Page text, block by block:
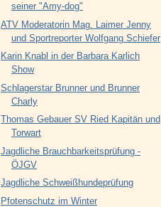
seiner "Amy-dog"
ATV Moderatorin Mag. Laimer Jenny
und Sportreporter Wolfgang Schiefer
Karin Knabl in der Barbara Karlich
Show
Schlagerstar Brunner und Brunner
Charly
Thomas Gebauer SV Ried Kapitän und
Torwart
Jagdliche Brauchbarkeitsprüfung -
ÖJGV
Jagdliche Schweißhundeprüfung
Pfotenschutz im Winter